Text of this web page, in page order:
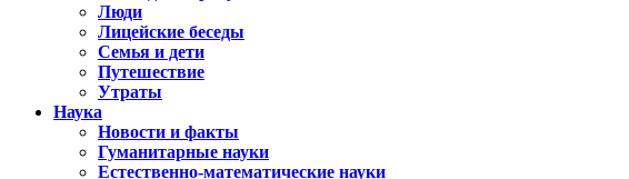
Люди
Лицейские беседы
Семья и дети
Путешествие
Утраты
Наука
Новости и факты
Гуманитарные науки
Естественно-математические науки